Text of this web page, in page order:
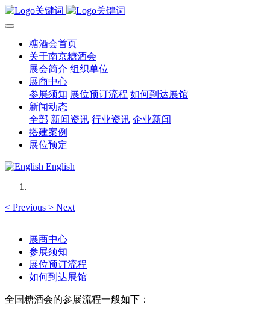
糖酒会首页
关于南京糖酒会
展会简介 组织单位
展商中心
参展须知 展位预订流程 如何到达展馆
新闻动态
全部 新闻资讯 行业资讯 企业新闻
搭建案例
展位预定
English
< Previous > Next
展商中心
参展须知
展位预订流程
如何到达展馆
全国糖酒会的参展流程一般如下：